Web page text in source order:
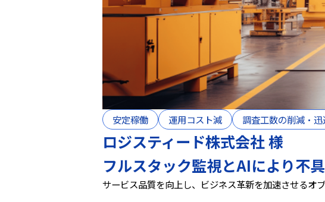
安定稼働 運用コスト減 調査工数の削減・
ロジスティード株式会社 様
フルスタック監視とAIにより不
サービス品質を向上し、ビジネス革新を加速させる